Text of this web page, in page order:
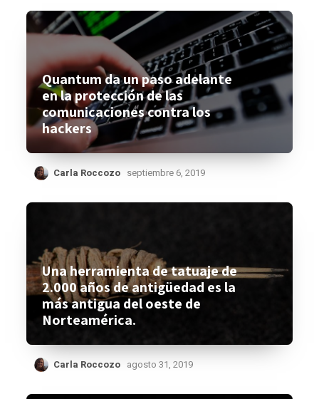
Quantum da un paso adelante
en la protección de las
comunicaciones contra los
hackers
Carla Roccozo septiembre 6, 2019
Una herramienta de tatuaje de
2.000 años de antigüedad es la
más antigua del oeste de
Norteamérica.
Carla Roccozo agosto 31, 2019